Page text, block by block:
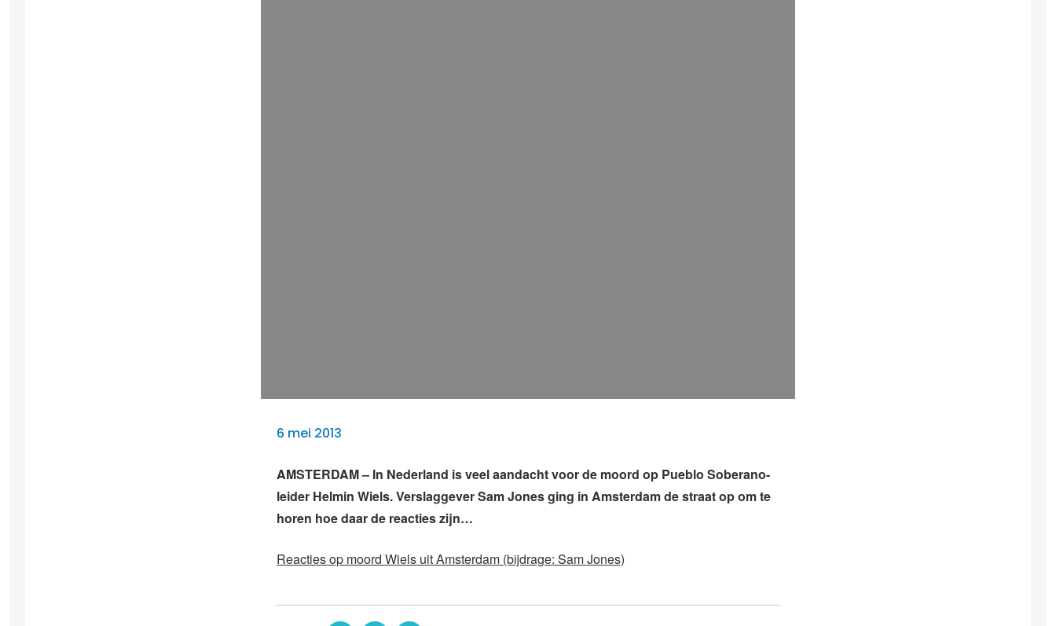
6 mei 2013
AMSTERDAM – In Nederland is veel aandacht voor de moord op Pueblo Soberano-
leider Helmin Wiels. Verslaggever Sam Jones ging in Amsterdam de straat op om te
horen hoe daar de reacties zijn…
Reacties op moord Wiels uit Amsterdam (bijdrage: Sam Jones)